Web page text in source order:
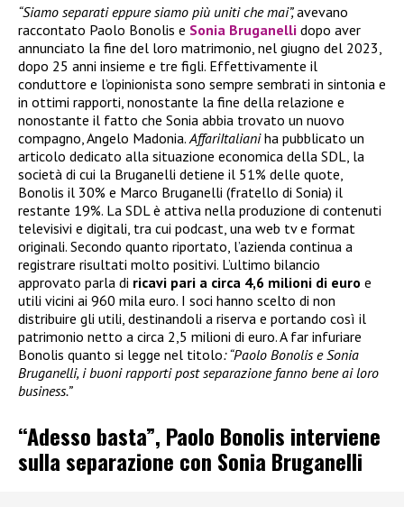
“Siamo separati eppure siamo più uniti che mai”,avevano
raccontato Paolo Bonolis e Sonia Bruganelli dopo aver
annunciato la fine del loro matrimonio, nel giugno del 2023,
dopo 25 anni insieme e tre figli. Effettivamente il
conduttore e l’opinionista sono sempre sembrati in sintonia e
in ottimi rapporti, nonostante la fine della relazione e
nonostante il fatto che Sonia abbia trovato un nuovo
compagno, Angelo Madonia. AffariItalianiha pubblicato un
articolo dedicato alla situazione economica della SDL, la
società di cui la Bruganelli detiene il 51% delle quote,
Bonolis il 30% e Marco Bruganelli (fratello di Sonia) il
restante 19%. La SDL è attiva nella produzione di contenuti
televisivi e digitali, tra cui podcast, una web tv e format
originali. Secondo quanto riportato, l’azienda continua a
registrare risultati molto positivi. L’ultimo bilancio
approvato parla di ricavi pari a circa 4,6 milioni di euro e
utili vicini ai 960 mila euro. I soci hanno scelto di non
distribuire gli utili, destinandoli a riserva e portando così il
patrimonio netto a circa 2,5 milioni di euro. A far infuriare
Bonolis quanto si legge nel titolo: “Paolo Bonolis e Sonia
Bruganelli, i buoni rapporti post separazione fanno bene ai loro
business.”
“Adesso basta”, Paolo Bonolis interviene
sulla separazione con Sonia Bruganelli